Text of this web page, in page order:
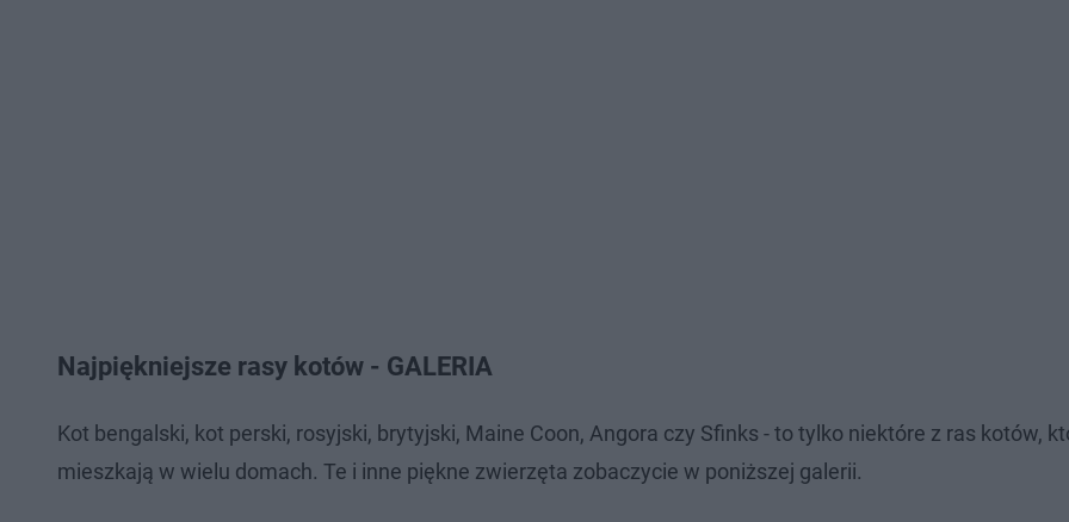
Najpiękniejsze rasy kotów - GALERIA
Kot bengalski, kot perski, rosyjski, brytyjski, Maine Coon, Angora czy Sfinks - to tylko niektóre z ras kotów,
mieszkają w wielu domach. Te i inne piękne zwierzęta zobaczycie w poniższej galerii.